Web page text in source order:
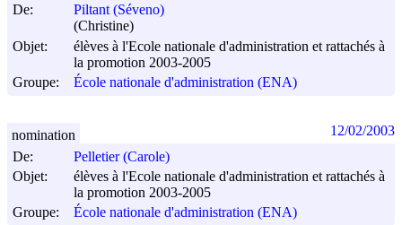
De:
Piltant (Séveno)
(Christine)
Objet:
élèves à l'Ecole nationale d'administration et rattachés à
la promotion 2003-2005
Groupe:
École nationale d'administration (ENA)
De:
Pelletier (Carole)
Objet:
élèves à l'Ecole nationale d'administration et rattachés à
la promotion 2003-2005
Groupe:
École nationale d'administration (ENA)
nomination 12/02/2003